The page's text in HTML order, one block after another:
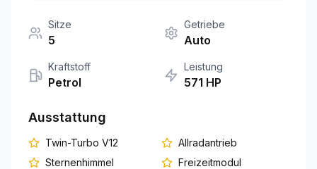
Sitze
5
Getriebe
Auto
Kraftstoff
Petrol
Leistung
571 HP
Ausstattung
Twin-Turbo V12
Allradantrieb
Sternenhimmel
Freizeitmodul